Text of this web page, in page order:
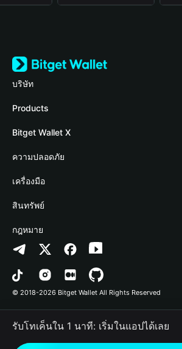
บริษัท
เกี่ยวกับ Bitget Wallet
Blog
Academy
ข่าวสารด้านคริปโต
ศูนย์ช่วยเหลือ
ติดต่อเรา
ทรัพยากรข้อมูลของแบรนด์
อาชีพ
Products
Crypto Card
Stablecoin Earn
Payfi Crypto
Crypto Swap API
Altcoin Season Index
Prediction Markets
DApp
RWA
Bitget Wallet X
นักพัฒนา
เชื่อมต่อ Wallet
Bitget Wallet Pay
ลิสต์โปรเจกต์
ความปลอดภัย
Protection Fund
เทคโนโลยีความปลอดภัย
เครื่องมือ
ซื้อคริปโต
การตรวจจับการอนุญาต
การตรวจจับสัญญา
การโอนเป็นชุด
สินทรัพย์
Arbitrum
Avalanche
Bitcoin
Polygon
กฎหมาย
นโยบายความเป็นส่วนตัว
ข้อตกลงในการใช้บริการ
© 2018-2026 Bitget Wallet All Rights Reserved
รับโทเค็นใน 1 นาที: เริ่มในแอปได้เลย